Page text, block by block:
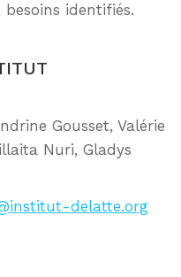
identifiés.
Gousset, Valérie
Nuri, Gladys
delatte.org